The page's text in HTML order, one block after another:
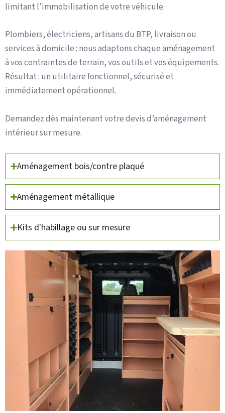
limitant l’immobilisation de votre véhicule.
Plombiers, électriciens, artisans du BTP, livraison ou
services à domicile : nous adaptons chaque aménagement
à vos contraintes de terrain, vos outils et vos équipements.
Résultat : un utilitaire fonctionnel, sécurisé et
immédiatement opérationnel.
Demandez dès maintenant votre devis d’aménagement
intérieur sur mesure.
Aménagement bois/contre plaqué
Aménagement métallique
Kits d'habillage ou sur mesure